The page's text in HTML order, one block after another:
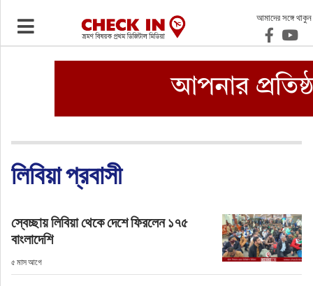
আমাদের সঙ্গে থাকুন
ভ্রমণ
ওটিএ
বিদেশযাত্রা
লিবিয়া প্রবাসী
স্বেচ্ছায় লিবিয়া থেকে দেশে ফিরলেন ১৭৫
বাংলাদেশি
৫ মাস আগে